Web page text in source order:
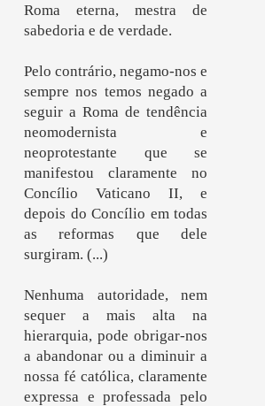
Roma eterna, mestra de
sabedoria e de verdade.
Pelo contrário, negamo-nos e
sempre nos temos negado a
seguir a Roma de tendência
neomodernista e
neoprotestante que se
manifestou claramente no
Concílio Vaticano II, e
depois do Concílio em todas
as reformas que dele
surgiram. (...)
Nenhuma autoridade, nem
sequer a mais alta na
hierarquia, pode obrigar-nos
a abandonar ou a diminuir a
nossa fé católica, claramente
expressa e professada pelo